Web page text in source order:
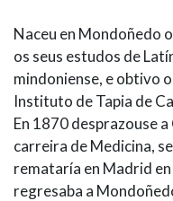
Naceu en Mondoñedo
os seus estudos de
mindoniense, e obtivo
Instituto de Tapia de
En 1870 desprazouse
carreira de Medicina,
remataría en Madrid
regresaba a